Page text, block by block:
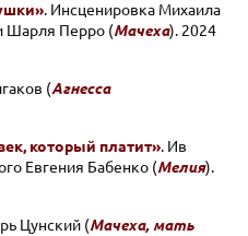
. Инсценировка Михаила
Шарля Перро (Мачеха). 2024
(Агнесса
который платит». Ив
Евгения Бабенко (Мелия).
Цунский (Мачеха, мать